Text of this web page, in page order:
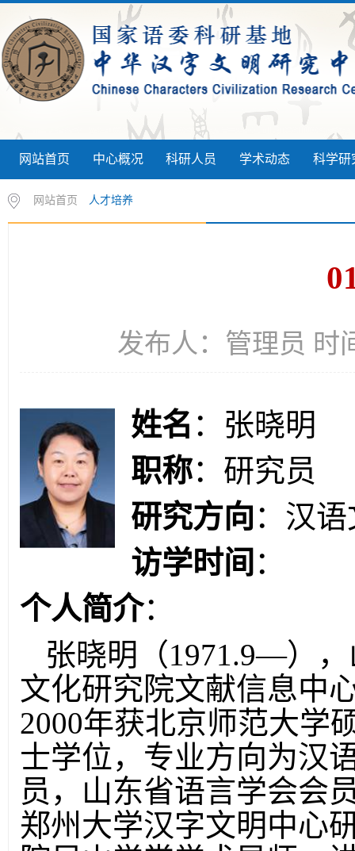
网站首页 中心概况 科研人员 学术动态 科学研
网站首页 人才培养
发布人：管理员 时
姓名 ：张晓明
职称：研究员
研究方向：汉
访学时间 ：
个人简介：
张晓明（1971.9—），
文化研究院文献信息中
2000年获北京师范大学
士学位，专业方向为汉
员，山东省语言学会会
郑州大学汉字文明中心